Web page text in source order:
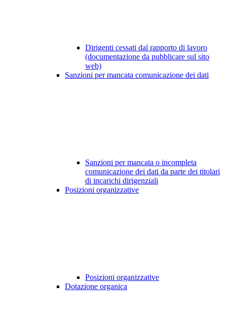
Dirigenti cessati dal rapporto di lavoro
(documentazione da pubblicare sul sito
web)
Sanzioni per mancata comunicazione dei dati
Sanzioni per mancata o incompleta
comunicazione dei dati da parte dei titolari
di incarichi dirigenziali
Posizioni organizzative
Posizioni organizzative
Dotazione organica